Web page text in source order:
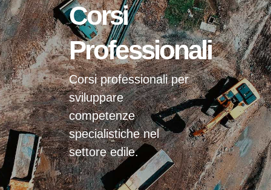
Corsi
Professionali
Corsi professionali per
sviluppare
competenze
specialistiche nel
settore edile.